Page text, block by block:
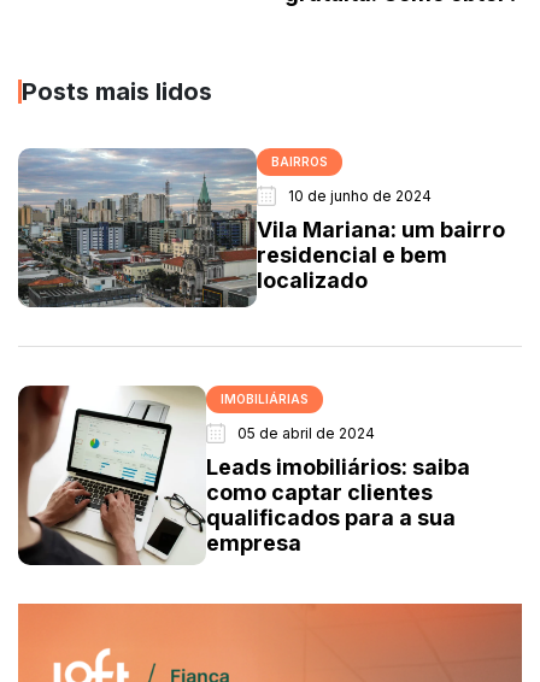
Posts mais lidos
BAIRROS
10 de junho de 2024
Vila Mariana: um bairro
residencial e bem
localizado
IMOBILIÁRIAS
05 de abril de 2024
Leads imobiliários: saiba
como captar clientes
qualificados para a sua
empresa